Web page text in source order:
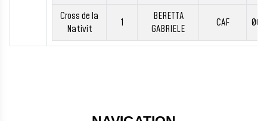
Cross de la
Nativit
1
BERETTA
GABRIELE
CAF